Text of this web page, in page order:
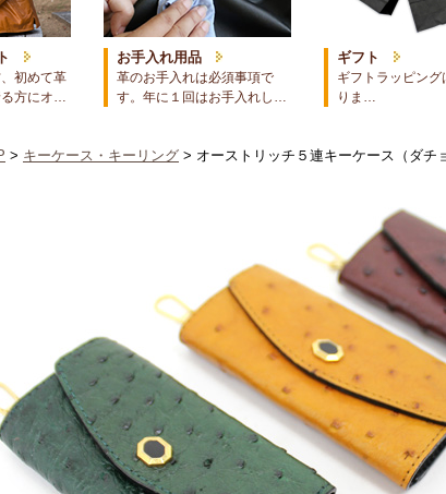
初めて革
る方にオ…
お手入れ用品
革のお手入れは必須事項で
す。年に１回はお手入れし…
ギフト
ギフトラッピング
りま…
> キーケース・キーリング > オーストリッチ５連キーケース（ダチ